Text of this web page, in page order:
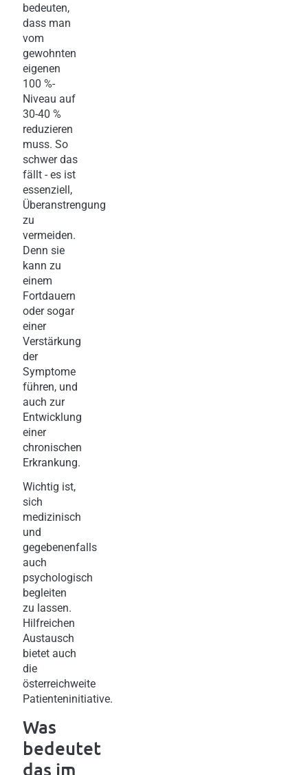
bedeuten,
dass man
vom
gewohnten
eigenen
100 %-
Niveau auf
30-40 %
reduzieren
muss. So
schwer das
fällt - es ist
essenziell,
Überanstrengung
zu
vermeiden.
Denn sie
kann zu
einem
Fortdauern
oder sogar
einer
Verstärkung
der
Symptome
führen, und
auch zur
Entwicklung
einer
chronischen
Erkrankung.
Wichtig ist,
sich
medizinisch
und
gegebenenfalls
auch
psychologisch
begleiten
zu lassen.
Hilfreichen
Austausch
bietet auch
die
österreichweite
Patienteninitiative.
Was
bedeutet
das im